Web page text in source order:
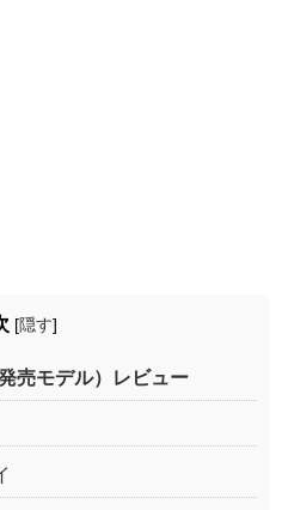
[隠す]
売モデル）レビュー